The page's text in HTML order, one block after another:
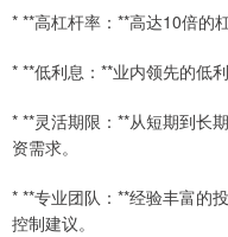
* **高杠杆率：**高达10倍的
* **低利息：**业内领先的低
* **灵活期限：**从短期到长
资需求。
* **专业团队：**经验丰富的
控制建议。